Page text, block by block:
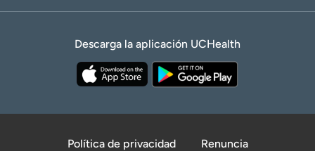
Descarga la aplicación UCHealth
Política de privacidad Renuncia